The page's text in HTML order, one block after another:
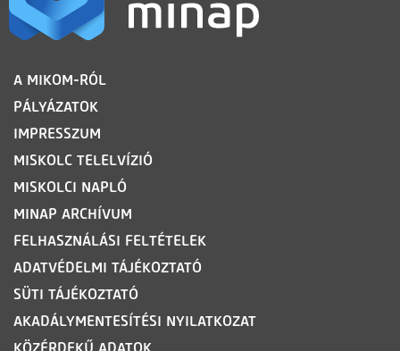
LÁBLÉC
A MIKOM-RÓL
PÁLYÁZATOK
IMPRESSZUM
MISKOLC TELELVÍZIÓ
MISKOLCI NAPLÓ
MINAP ARCHÍVUM
FELHASZNÁLÁSI FELTÉTELEK
ADATVÉDELMI TÁJÉKOZTATÓ
SÜTI TÁJÉKOZTATÓ
AKADÁLYMENTESÍTÉSI NYILATKOZAT
KÖZÉRDEKŰ ADATOK